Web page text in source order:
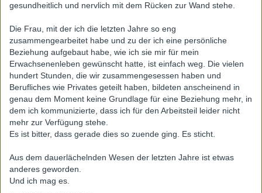
gesundheitlich und nervlich mit dem Rücken zur Wand stehe.
Die Frau, mit der ich die letzten Jahre so eng
zusammengearbeitet habe und zu der ich eine persönliche
Beziehung aufgebaut habe, wie ich sie mir für mein
Erwachsenenleben gewünscht hatte, ist einfach weg. Die vielen
hundert Stunden, die wir zusammengesessen haben und
Berufliches wie Privates geteilt haben, bildeten anscheinend in
genau dem Moment keine Grundlage für eine Beziehung mehr, in
dem ich kommunizierte, dass ich für den Arbeitsteil leider nicht
mehr zur Verfügung stehe.
Es ist bitter, dass gerade dies so zuende ging. Es sticht.
Aus dem dauerlächelnden Wesen der letzten Jahre ist etwas
anderes geworden.
Und ich mag es.